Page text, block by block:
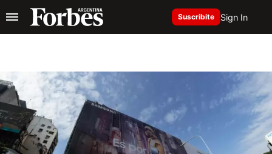
Suscribite Sign In